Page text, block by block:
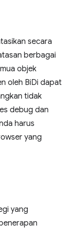
secara
berbagai
objek
oleh BiDi dapat
tidak
debug dan
harus
yang
yang